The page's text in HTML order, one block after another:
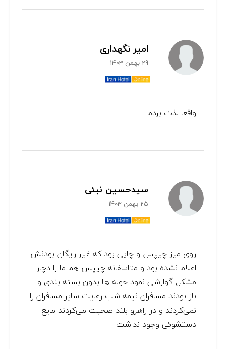
امیر نگهداری
29 بهمن 1403
واقعا لذت بردم
سیدحسین نبئی
25 بهمن 1403
روی میز چیپس و چایی بود که غیر رایگان بودنش
اعلام نشده بود و متاسفانه چیپس هم ما را دچار
مشکل گوارشی نمود حوله ها بدون بسته بندی و
باز بودند مسافران نیمه شب رعایت سایر مسافران را
نمی‌کردند و در راهرو بلند صحبت می‌کردند مایع
دستشوئی وجود نداشت